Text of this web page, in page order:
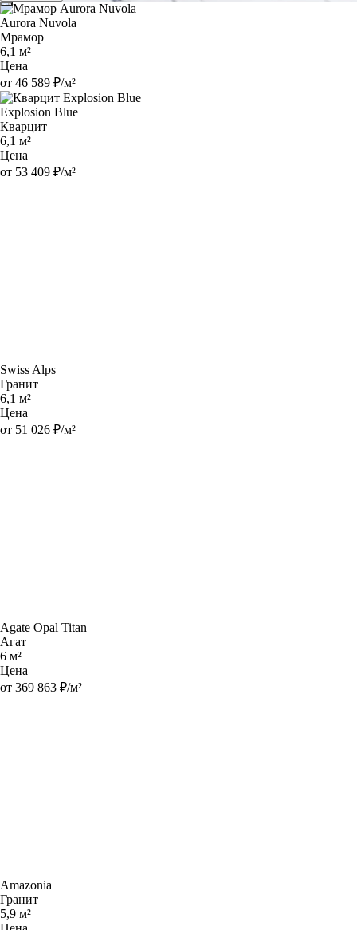
Aurora Nuvola
Мрамор
6,1 м²
Цена
от 46 589 ₽/м²
Explosion Blue
Кварцит
6,1 м²
Цена
от 53 409 ₽/м²
Swiss Alps
Гранит
6,1 м²
Цена
от 51 026 ₽/м²
Agate Opal Titan
Агат
6 м²
Цена
от 369 863 ₽/м²
Amazonia
Гранит
5,9 м²